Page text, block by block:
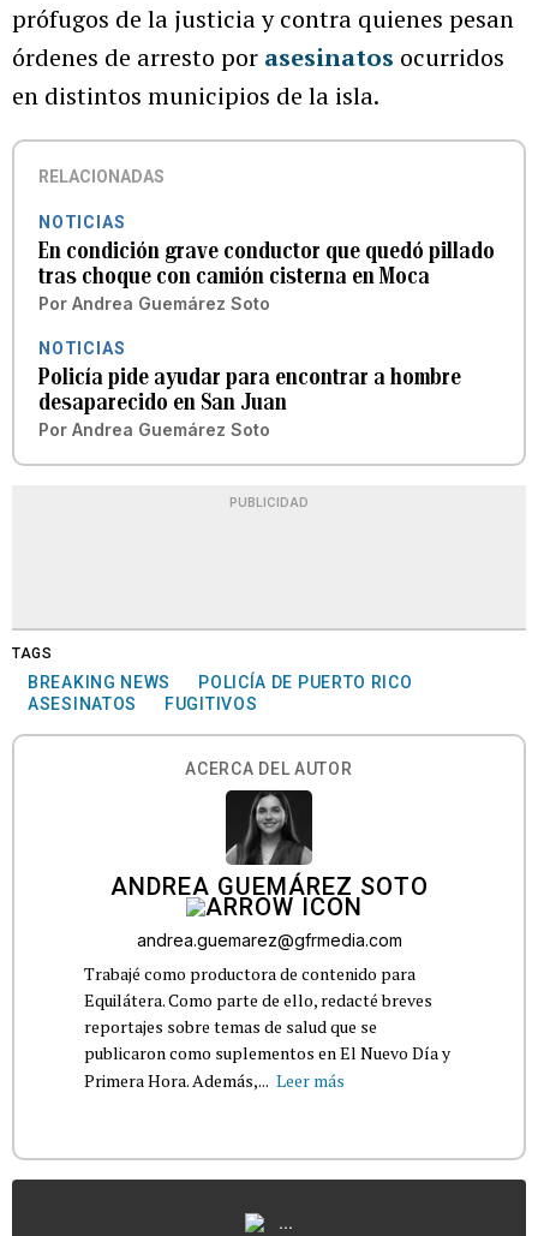
prófugos de la justicia y contra quienes pesan
órdenes de arresto por asesinatos ocurridos
en distintos municipios de la isla.
RELACIONADAS
NOTICIAS
En condición grave conductor que quedó pillado
tras choque con camión cisterna en Moca
Por Andrea Guemárez Soto
NOTICIAS
Policía pide ayudar para encontrar a hombre
desaparecido en San Juan
Por Andrea Guemárez Soto
PUBLICIDAD
TAGS
BREAKING NEWS
POLICÍA DE PUERTO RICO
ASESINATOS
FUGITIVOS
ACERCA DEL AUTOR
ANDREA GUEMÁREZ SOTO
andrea.guemarez@gfrmedia.com
Trabajé como productora de contenido para
Equilátera. Como parte de ello, redacté breves
reportajes sobre temas de salud que se
publicaron como suplementos en El Nuevo Día y
Primera Hora. Además,... Leer más
...